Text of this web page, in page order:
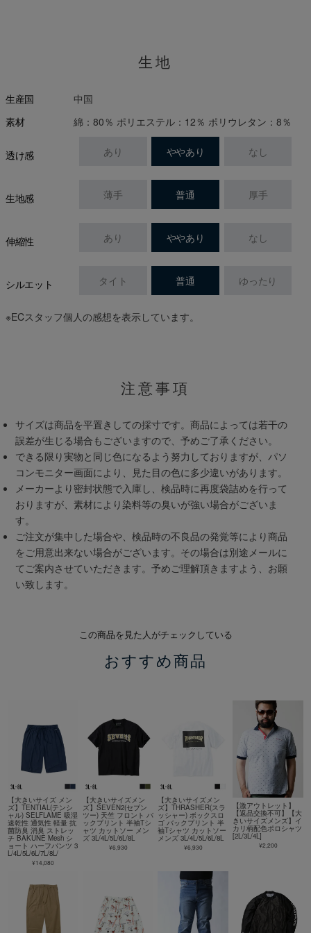
生地
生産国
中国
素材
綿：80％ ポリエステル：12％ ポリウレタン：8％
透け感 あり ややあり なし
生地感 薄手 普通 厚手
伸縮性 あり ややあり なし
シルエット タイト 普通 ゆったり
※ECスタッフ個人の感想を表示しています。
注意事項
サイズは商品を平置きしての採寸です。商品によっては若干の
誤差が生じる場合もございますので、予めご了承ください。
できる限り実物と同じ色になるよう努力しておりますが、パソ
コンモニター画面により、見た目の色に多少違いがあります。
メーカーより密封状態で入庫し、検品時に再度袋詰めを行って
おりますが、素材により染料等の臭いが強い場合がございま
す。
ご注文が集中した場合や、検品時の不良品の発覚等により商品
をご用意出来ない場合がございます。その場合は別途メールに
てご案内させていただきます。予めご理解頂きますよう、お願
い致します。
この商品を見た人がチェックしている
おすすめ商品
【大きいサイズ メン
ズ】TENTIAL(テンシ
ャル) SELFLAME 吸湿
速乾性 通気性 軽量 抗
菌防臭 消臭 ストレッ
チ BAKUNE Mesh シ
ョート ハーフパンツ 3
L/4L/5L/6L/7L/8L/
¥14,080
【大きいサイズメン
ズ】SEVEN2(セブン
ツー) 天竺 フロント バ
ックプリント 半袖Tシ
ャツ カットソー メン
ズ 3L/4L/5L/6L/8L
¥6,930
【大きいサイズメン
ズ】THRASHER(スラ
ッシャー) ボックスロ
ゴ バックプリント 半
袖Tシャツ カットソー
メンズ 3L/4L/5L/6L/8L
¥6,930
【激アウトレット】
【返品交換不可】【大
きいサイズメンズ】イ
カリ柄配色ポロシャツ
[2L/3L/4L]
¥2,200